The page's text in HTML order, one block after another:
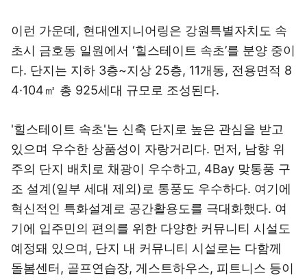
이런 가운데, 현대엔지니어링은 강원특별자치도 속
초시 금호동 일원에서 ‘힐스테이트 속초’를 분양 중이
다. 단지는 지하 3층~지상 25층, 11개동, 전용면적 8
4·104㎡ 총 925세대 규모로 조성된다.
'힐스테이트 속초'는 신축 단지로 높은 관심을 받고
있으며 우수한 상품성이 자랑거리다. 먼저, 남향 위
주의 단지 배치로 채광이 우수하고, 4Bay 맞통풍 구
조 설계(일부 세대 제외)로 통풍도 우수하다. 여기에
혁신적인 특화설계로 공간활용도를 극대화했다. 여
기에 입주민의 편의를 위한 다양한 커뮤니티 시설도
예정돼 있으며, 단지 내 커뮤니티 시설로는 다함께
돌봄센터, 골프연습장, 게스트하우스, 피트니스 등이